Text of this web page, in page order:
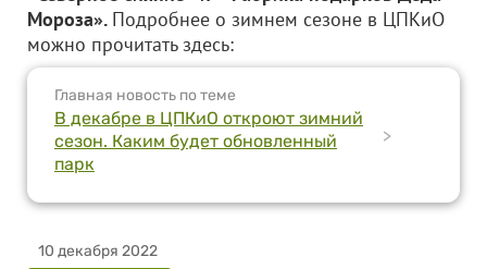
Мороза». Подробнее о зимнем сезоне в ЦПКиО
можно прочитать здесь:
Главная новость по теме
В декабре в ЦПКиО откроют зимний
сезон. Каким будет обновленный
парк
>
10 декабря 2022